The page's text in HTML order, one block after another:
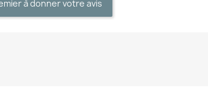
à donner votre avis